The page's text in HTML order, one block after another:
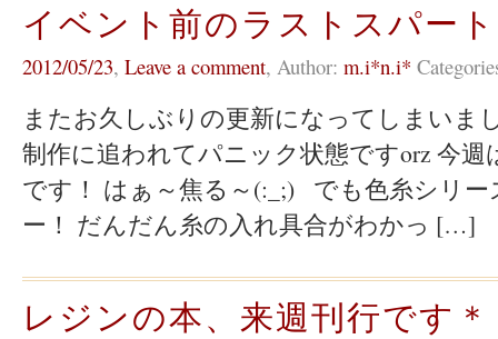
イベント前のラストスパー
2012/05/23, Leave a comment, Author: m.i*n.i*
またお久しぶりの更新になってしまいま
制作に追われてパニック状態ですorz 今
です！ はぁ～焦る～(:_;) でも色糸シリ
ー！ だんだん糸の入れ具合がわかっ […]
レジンの本、来週刊行です＊